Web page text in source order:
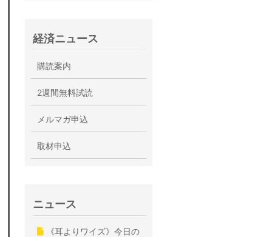
経済ニュース
購読案内
2週間無料試読
メルマガ申込
取材申込
ニュース
《耳よりワイズ》今日の